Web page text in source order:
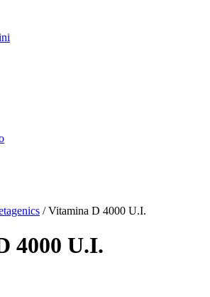
/ Vitamina D 4000 U.I.
4000 U.I.